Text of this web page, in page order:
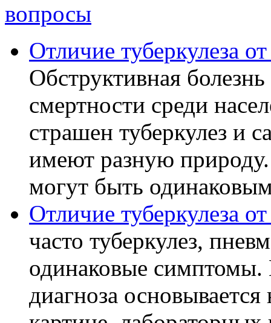
вопросы
Отличие туберкулеза
Обструктивная
смертности среди
страшен туберкулез и
имеют разную
могут быть
Отличие туберкулеза
часто туберкулез,
одинаковые симптомы.
диагноза